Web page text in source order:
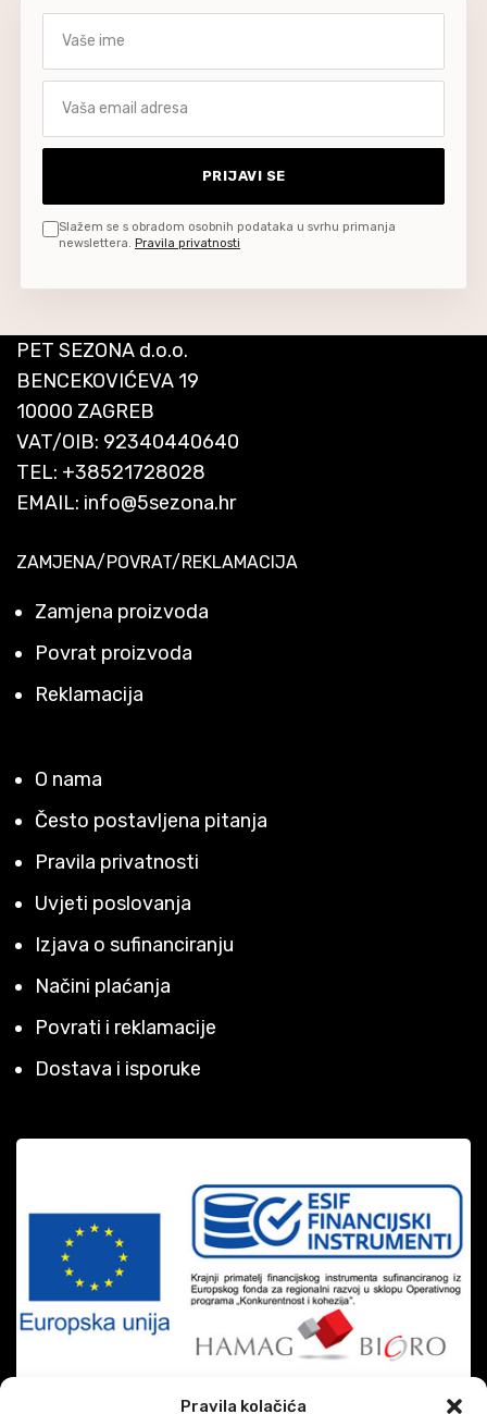
Pravila kolačića
PRIJAVI SE
Slažem se s obradom osobnih podataka u svrhu primanja
newslettera. Pravila privatnosti
PET SEZONA d.o.o.
BENCEKOVIĆEVA 19
10000 ZAGREB
VAT/OIB: 92340440640
TEL: +38521728028
EMAIL: info@5sezona.hr
ZAMJENA/POVRAT/REKLAMACIJA
Zamjena proizvoda
Povrat proizvoda
Reklamacija
O nama
Često postavljena pitanja
Pravila privatnosti
Uvjeti poslovanja
Izjava o sufinanciranju
Načini plaćanja
Povrati i reklamacije
Dostava i isporuke